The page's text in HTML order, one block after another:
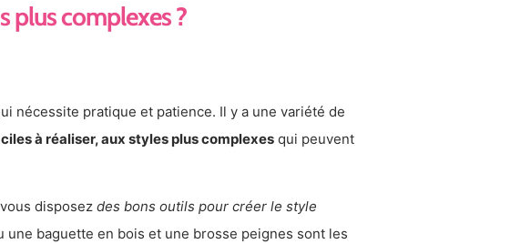
plus complexes ?
nécessite pratique et patience. Il y a une variété de
à réaliser, aux styles plus complexes qui peuvent
disposez des bons outils pour créer le style
une baguette en bois et une brosse peignes sont les